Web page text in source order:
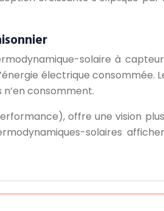
solaire à
électrique consommée.
n’en consomment.
offre une vision
solaires